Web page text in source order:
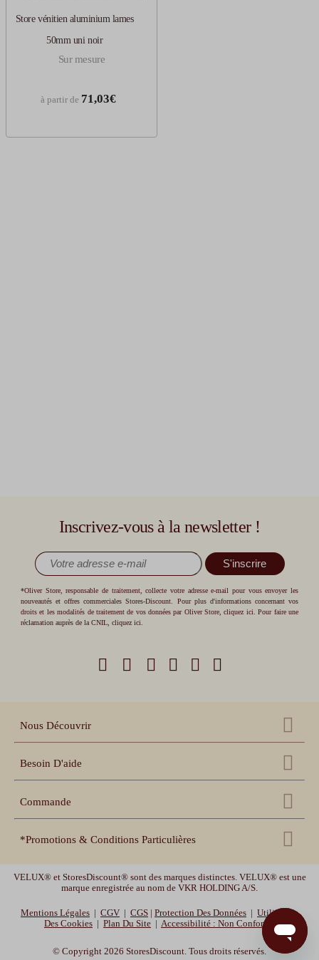
Store vénitien aluminium lames
50mm uni noir
Sur mesure
à partir de 71,03€
Inscrivez-vous à la newsletter !
S'inscrire
*Oliver Store, responsable de traitement, collecte votre adresse e-mail pour vous envoyer les
nouveautés et offres commerciales Stores-Discount. Pour plus d'informations concernant vos
droits et les modalités de traitement de vos données par Oliver Store,cliquez ici . Pour faire une
réclamation auprès de la CNIL,cliquez ici
Nous Découvrir
Accessoires
Espace pro revendeur
Espace collectivités
Besoin D'aide
Vidéos de pose
Commande
Délais de livraison et garanties
*Promotions & Conditions Particulières
MOTOR10-10% sur les volets roulants, les stores enrouleurs et les stores bateaux
avec le code promotionnel MOTOR10. Offre valable jusqu'au 12/08/2026 -10h.
moustiquaires. Offre valable jusqu'au 26/08/2026 - 10h.
VELUX® et StoresDiscount® sont des marques distinctes. VELUX® est une
marque enregistrée au nom de VKR HOLDING A/S.
Mentions Légales | CGV | CGS | Protection Des Données | Utilisation
Des Cookies | Plan Du Site | Accessibilité : Non Conforme
© Copyright 2026 StoresDiscount. Tous droits réservés.